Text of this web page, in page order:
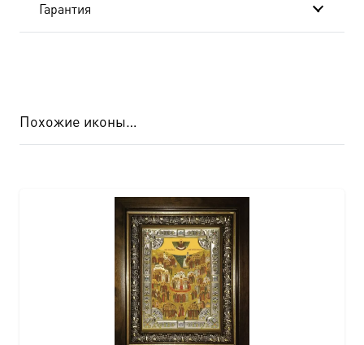
Гарантия
Похожие иконы…